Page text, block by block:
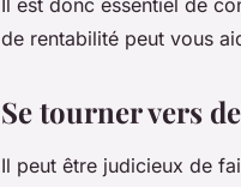
de rentabilité peut vous
Se tourner vers
Il peut être judicieux de